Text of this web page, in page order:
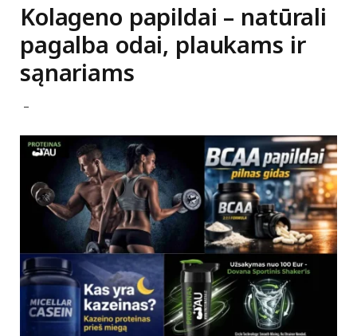
Kolageno papildai – natūrali
pagalba odai, plaukams ir
sąnariams